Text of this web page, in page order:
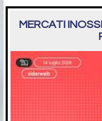
MERCATI